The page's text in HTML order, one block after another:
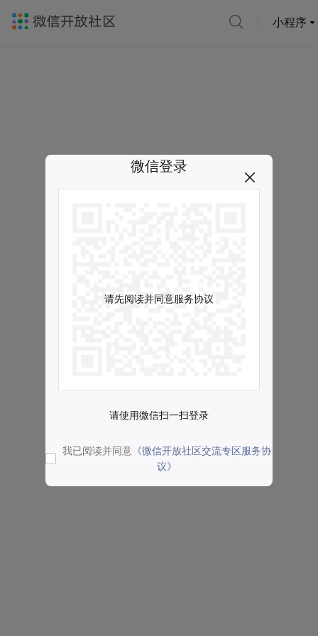
小程序
微信登录
请先阅读并同意服务协议
请使用微信扫一扫登录
我已阅读并同意 《微信开放社区交流专区服务协
议》